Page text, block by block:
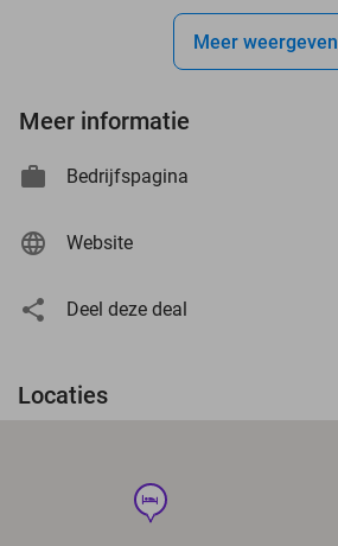
Meer weergeven
Meer informatie
Bedrijfspagina
Website
Deel deze deal
Locaties
hotel